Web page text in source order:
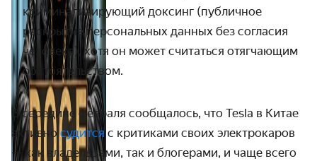
криминализирующий доксинг (публичное
раскрытие персональных данных без согласия
человека), хотя он может считаться отягчающим
обстоятельством.
В середине февраля сообщалось, что Tesla в Китае
активносудится с критиками своих электрокаров
— как владельцами, так и блогерами, и чаще всего